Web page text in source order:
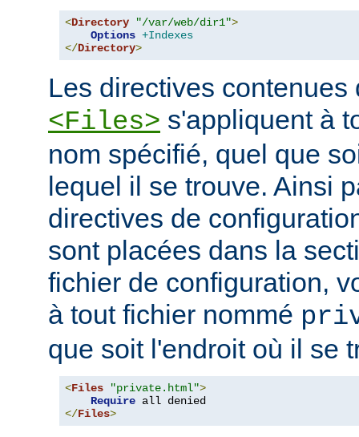
<Directory "/var/web/dir1">
Options +Indexes
</Directory>
Les directives contenues
<Files> s'appliquent à
nom spécifié, quel que
lequel il se trouve. Ainsi
directives de
sont placées dans la
fichier de configuration,
à tout fichier nommé
que soit l'endroit où il se
<Files "private.html">
Require
</Files>